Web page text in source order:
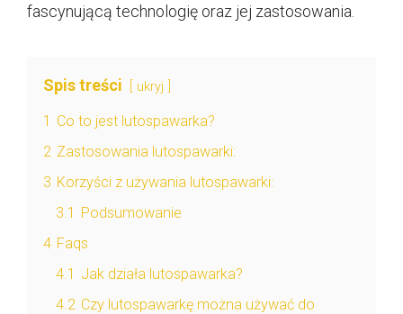
fascynującą technologię oraz jej zastosowania.
Spis treści ukryj
1 Co to jest lutospawarka?
2 Zastosowania lutospawarki:
3 Korzyści z używania lutospawarki:
3.1 Podsumowanie
4 Faqs
4.1 Jak działa lutospawarka?
4.2 Czy lutospawarkę można używać do